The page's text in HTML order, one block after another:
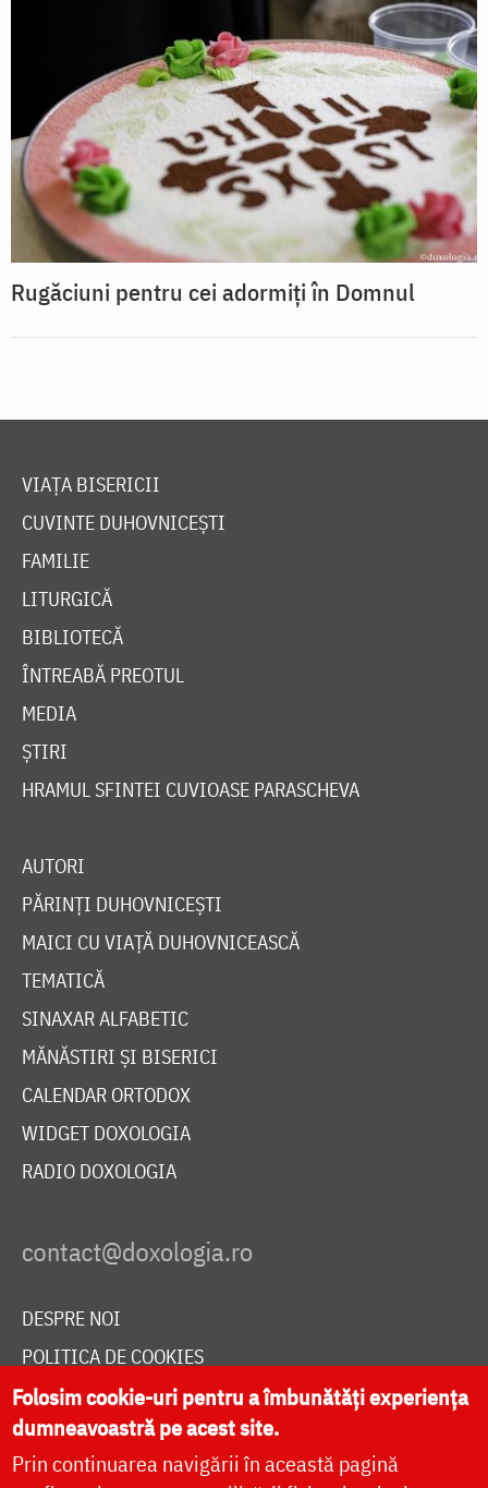
Rugăciuni pentru cei adormiți în Domnul
VIAȚA BISERICII
CUVINTE DUHOVNICEȘTI
FAMILIE
LITURGICĂ
BIBLIOTECĂ
ÎNTREABĂ PREOTUL
MEDIA
ȘTIRI
HRAMUL SFINTEI CUVIOASE PARASCHEVA
AUTORI
PĂRINȚI DUHOVNICEȘTI
MAICI CU VIAȚĂ DUHOVNICEASCĂ
TEMATICĂ
SINAXAR ALFABETIC
MĂNĂSTIRI ȘI BISERICI
CALENDAR ORTODOX
WIDGET DOXOLOGIA
RADIO DOXOLOGIA
DESPRE NOI
POLITICA DE COOKIES
DONEAZĂ ONLINE PENTRU CATEDRALA NAȚIONALĂ
LIVE
Folosim cookie-uri pentru a îmbunătăți experiența
dumneavoastră pe acest site.
Prin continuarea navigării în această pagină